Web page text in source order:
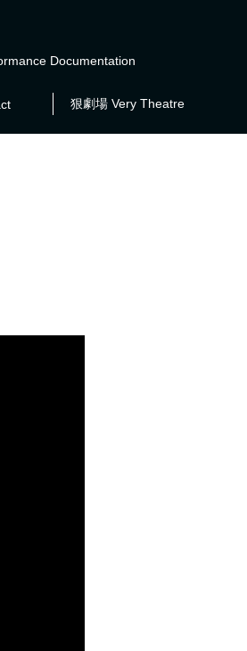
Documentation
狠劇場 Very Theatre